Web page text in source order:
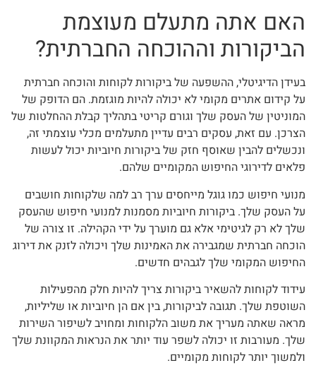
האם אתה מתעלם מעוצמת
הביקורות וההוכחה החברתית?
בעידן הדיגיטלי, ההשפעה של ביקורות לקוחות והוכחה חברתית
על קידום אתרים מקומי לא יכולה להיות מוגזמת. הם הדופק של
המוניטין של העסק שלך וגורם קריטי בתהליך קבלת ההחלטות של
הצרכן. עם זאת, עסקים רבים עדיין מתעלמים מכלי עוצמתי זה,
ונכשלים להבין שאוסף חזק של ביקורות חיוביות יכול לעשות
פלאים לדירוגי החיפוש המקומיים שלהם.
מנועי חיפוש כמו גוגל מייחסים ערך רב למה שלקוחות חושבים
על העסק שלך. ביקורות חיוביות מסמנות למנועי חיפוש שהעסק
שלך לא רק לגיטימי אלא גם מוערך על ידי הקהילה. זו צורה של
הוכחה חברתית שמגבירה את האמינות שלך ויכולה לזנק את דירוג
החיפוש המקומי שלך לגבהים חדשים.
עידוד לקוחות להשאיר ביקורות צריך להיות חלק מהפעילות
השוטפת שלך. תגובה לביקורות, בין אם הן חיוביות או שליליות,
מראה שאתה מעריך את משוב הלקוחות ומחויב לשיפור השירות
שלך. מעורבות זו יכולה לשפר עוד יותר את הנראות המקוונת שלך
ולמשוך יותר לקוחות מקומיים.